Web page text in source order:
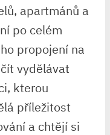
apartmánů a
po celém
propojení na
vydělávat
kterou
příležitost
a chtějí si